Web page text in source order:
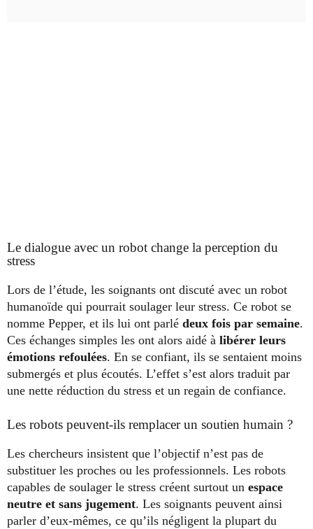
Le dialogue avec un robot change la perception du
stress
Lors de l’étude, les soignants ont discuté avec un robot
humanoïde qui pourrait soulager leur stress. Ce robot se
nomme Pepper, et ils lui ont parlé deux fois par semaine.
Ces échanges simples les ont alors aidé à libérer leurs
émotions refoulées. En se confiant, ils se sentaient moins
submergés et plus écoutés. L’effet s’est alors traduit par
une nette réduction du stress et un regain de confiance.
Les robots peuvent-ils remplacer un soutien humain ?
Les chercheurs insistent que l’objectif n’est pas de
substituer les proches ou les professionnels. Les robots
capables de soulager le stress créent surtout un espace
neutre et sans jugement. Les soignants peuvent ainsi
parler d’eux-mêmes, ce qu’ils négligent la plupart du